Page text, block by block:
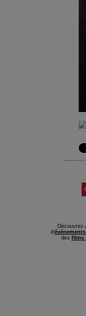
Découvrez
d'
des films